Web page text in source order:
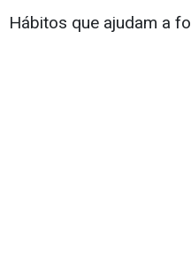
Hábitos que ajudam a